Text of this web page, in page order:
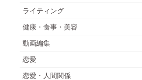
ライティング
健康・食事・美容
動画編集
恋愛
恋愛・人間関係